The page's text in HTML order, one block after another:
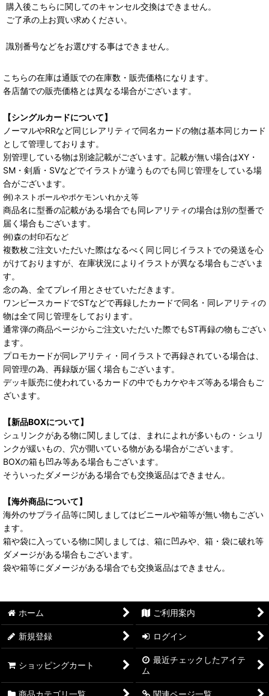
購入後こちらに関してのキャンセル交換はできません。
ご了承の上お買い求めください。
識別番号などをお選びする事はできません。
こちらの在庫は通販での在庫数・販売価格になります。
各店舗での販売価格とは異なる場合がございます。
【シングルカードについて】
ノーマルやRRなど同じレアリティで同名カードの物は基本同じカード
として管理しております。
別管理している物は別途記載がございます。記載が無い場合はXY・
SM・剣盾・SVなどでイラストが違うものでも同じ管理をしている場
合がございます。
例)ネストボールやポケモンいれかえ等
商品名に型番の記載がある場合でも同レアリティの場合は別の型番で
届く場合もございます。
例)森の封印石など
複数枚ご注文いただいた際はなるべく同じ同じイラストでの発送を心
がけておりますが、在庫状況によりイラストが異なる場合もございま
す。
念の為、全てプレイ用とさせていただきます。
ワンピースカードでSTなどで再録したカードで同名・同レアリティの
物は全て同じ管理をしております。
通常弾の商品ページからご注文いただいた際でもST再録の物もござい
ます。
プロモカードが同レアリティ・同イラストで再録されている場合は、
同管理の為、再録版が届く場合もございます。
デッキ販売に使われているカードの中でもカケやキズ等ある場合もご
ざいます。
【新品BOXについて】
シュリンクがある物に関しましては、まれによれが多いもの・シュリ
ンクが緩いもの、穴が開いている物がある場合がございます。
BOXの箱も凹み等ある場合もございます。
そういったダメージがある場合でも交換返品はできません。
【海外商品について】
海外のサプライ品等に関しましてはビニールや箱等が無い物もござい
ます。
箱や袋に入っている物に関しましては、箱に凹みや、箱・袋に破れ等
ダメージがある場合もございます。
袋や箱等にダメージがある場合でも交換返品はできません。
ホーム ご利用案内
新規登録 ログイン
ショッピングカート
最近チェックしたアイテ
ム
商品カテゴリ一覧 関連ページ一覧